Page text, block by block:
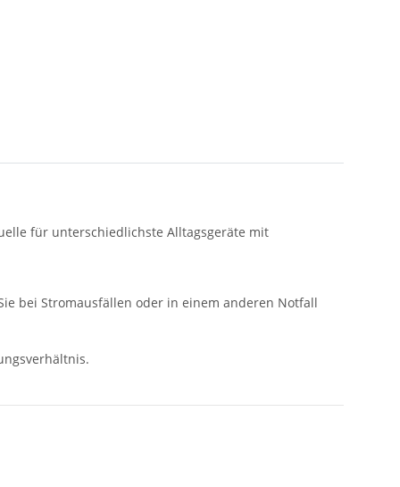
für unterschiedlichste Alltagsgeräte mit
bei Stromausfällen oder in einem anderen Notfall